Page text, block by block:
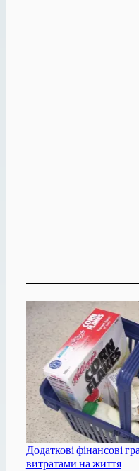
Додаткові фінансові
витратами на життя